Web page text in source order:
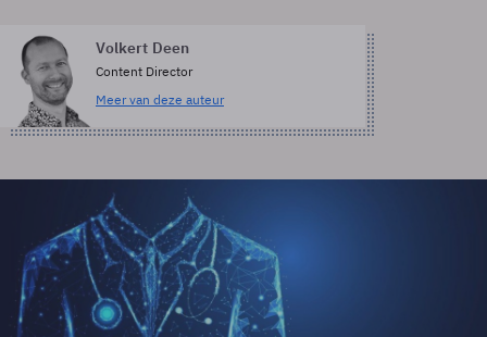
Volkert Deen
Content Director
Meer van deze auteur